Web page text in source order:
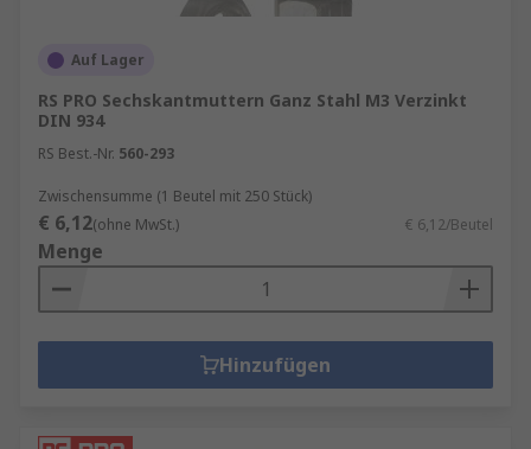
Auf Lager
RS PRO Sechskantmuttern Ganz Stahl M3 Verzinkt
DIN 934
RS Best.-Nr. 560-293
Zwischensumme (1 Beutel mit 250 Stück)
€ 6,12(ohne MwSt.) € 6,12/Beutel
Menge
Hinzufügen